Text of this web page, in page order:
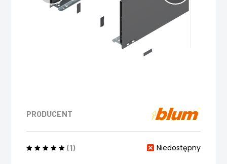
PRODUCENT
(1) Niedostępny